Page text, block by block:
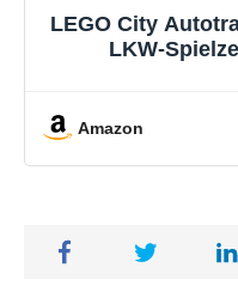
LEGO City
LKW-
Kinder
Amazon